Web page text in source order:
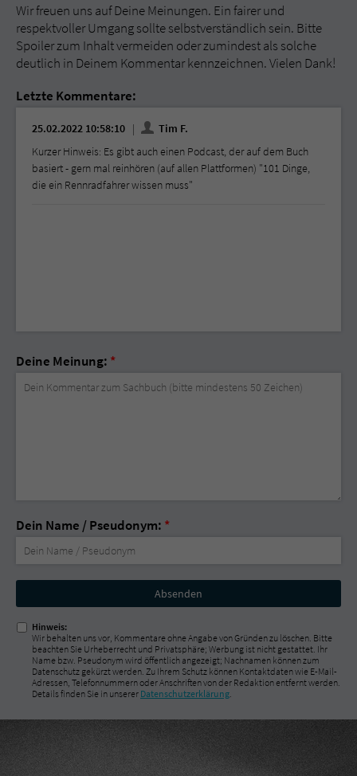
Wir freuen uns auf Deine Meinungen. Ein fairer und
respektvoller Umgang sollte selbstverständlich sein. Bitte
Spoiler zum Inhalt vermeiden oder zumindest als solche
deutlich in Deinem Kommentar kennzeichnen. Vielen Dank!
Letzte Kommentare:
25.02.2022 10:58:10
Tim F.
Kurzer Hinweis: Es gibt auch einen Podcast, der auf dem Buch
basiert - gern mal reinhören (auf allen Plattformen) "101 Dinge,
die ein Rennradfahrer wissen muss"
Deine Meinung: *
Dein Name / Pseudonym: *
Nicht
ausfüllen!
Hinweis:
Wir behalten uns vor, Kommentare ohne Angabe von Gründen zu löschen. Bitte
beachten Sie Urheberrecht und Privatsphäre; Werbung ist nicht gestattet. Ihr
Name bzw. Pseudonym wird öffentlich angezeigt; Nachnamen können zum
Datenschutz gekürzt werden. Zu Ihrem Schutz können Kontaktdaten wie E-Mail-
Adressen, Telefonnummern oder Anschriften von der Redaktion entfernt werden.
Details finden Sie in unserer Datenschutzerklärung